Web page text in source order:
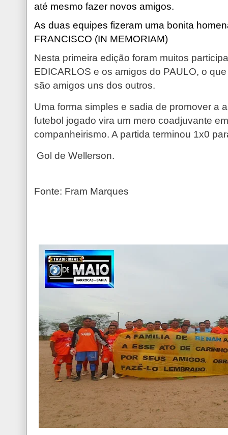
até mesmo fazer novos amigos.
As duas equipes fizeram uma bonita
FRANCISCO (IN MEMORIAM)
Nesta primeira edição foram muitos
EDICARLOS e os amigos do PAULO, o
são amigos uns dos outros.
Uma forma simples e sadia de promover a
futebol jogado vira um mero coadjuvante
companheirismo. A partida terminou 1x0
Gol de Wellerson.
Fonte: Fram Marques